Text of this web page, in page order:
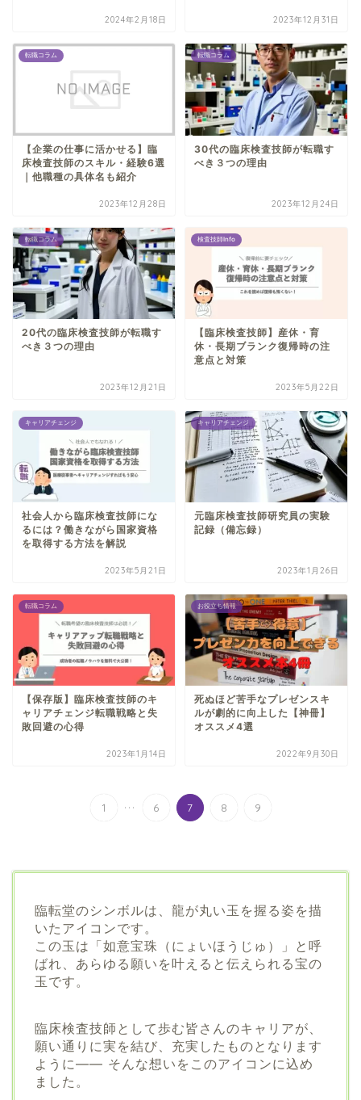
2024年2月18日 2023年12月31日
転職コラム
【企業の仕事に活かせる】臨
床検査技師のスキル・経験6選
｜他職種の具体名も紹介
2023年12月28日
転職コラム
30代の臨床検査技師が転職す
べき３つの理由
2023年12月24日
転職コラム
20代の臨床検査技師が転職す
べき３つの理由
2023年12月21日
検査技師Info
【臨床検査技師】産休・育
休・長期ブランク復帰時の注
意点と対策
2023年5月22日
キャリアチェンジ
社会人から臨床検査技師にな
るには？働きながら国家資格
を取得する方法を解説
2023年5月21日
キャリアチェンジ
元臨床検査技師研究員の実験
記録（備忘録）
2023年1月26日
転職コラム
【保存版】臨床検査技師のキ
ャリアチェンジ転職戦略と失
敗回避の心得
2023年1月14日
お役立ち情報
死ぬほど苦手なプレゼンスキ
ルが劇的に向上した【神冊】
オススメ4選
2022年9月30日
1 ... 6 7 8 9
臨転堂のシンボルは、龍が丸い玉を握る姿を描
いたアイコンです。
この玉は「如意宝珠（にょいほうじゅ）」と呼
ばれ、あらゆる願いを叶えると伝えられる宝の
玉です。
臨床検査技師として歩む皆さんのキャリアが、
願い通りに実を結び、充実したものとなります
ように—— そんな想いをこのアイコンに込め
ました。